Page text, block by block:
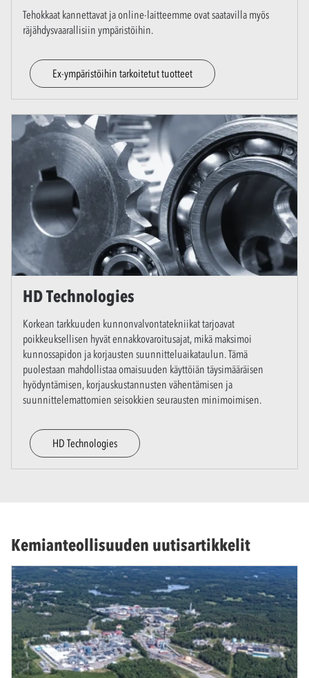
Tehokkaat kannettavat ja online-laitteemme ovat saatavilla myös
räjähdysvaarallisiin ympäristöihin.
Ex-ympäristöihin tarkoitetut tuotteet
HD Technologies
Korkean tarkkuuden kunnonvalvontatekniikat tarjoavat
poikkeuksellisen hyvät ennakkovaroitusajat, mikä maksimoi
kunnossapidon ja korjausten suunnitteluaikataulun. Tämä
puolestaan mahdollistaa omaisuuden käyttöiän täysimääräisen
hyödyntämisen, korjauskustannusten vähentämisen ja
suunnittelemattomien seisokkien seurausten minimoimisen.
HD Technologies
Kemianteollisuuden uutisartikkelit